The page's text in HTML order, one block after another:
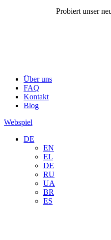
Probiert unser
Über uns
FAQ
Kontakt
Blog
Webspiel
DE
EN
EL
DE
RU
UA
BR
ES